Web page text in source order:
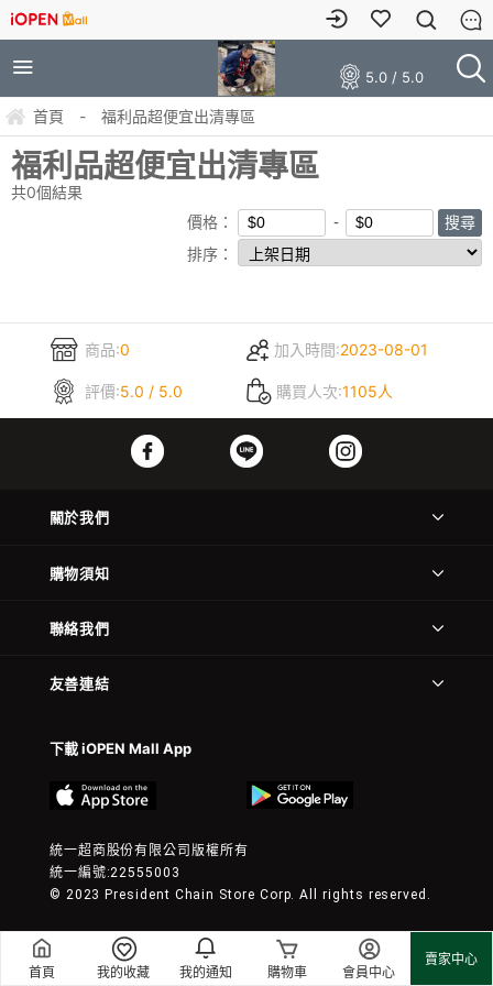
首頁 我的收藏 我的通知 購物車 會員中心
賣家中心
5.0 / 5.0
首頁 - 福利品超便宜出清專區
福利品超便宜出清專區
共0個結果
價格：
排序：
商品:0 加入時間:2023-08-01
評價:5.0 / 5.0 購買人次:1105人
關於我們
購物須知
聯絡我們
友善連結
下載 iOPEN Mall App
統一超商股份有限公司版權所有
統一編號:22555003
© 2023 President Chain Store Corp. All rights reserved.